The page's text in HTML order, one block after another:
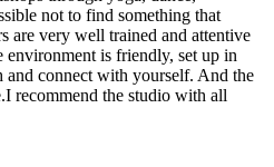
not to find something that
are very well trained and attentive
environment is friendly, set up in
and connect with yourself. And the
recommend the studio with all